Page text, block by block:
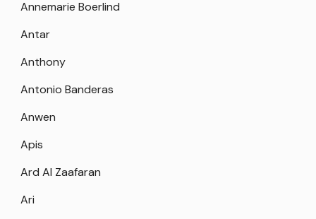
Annemarie Boerlind
Antar
Anthony
Antonio Banderas
Anwen
Apis
Ard Al Zaafaran
Ari